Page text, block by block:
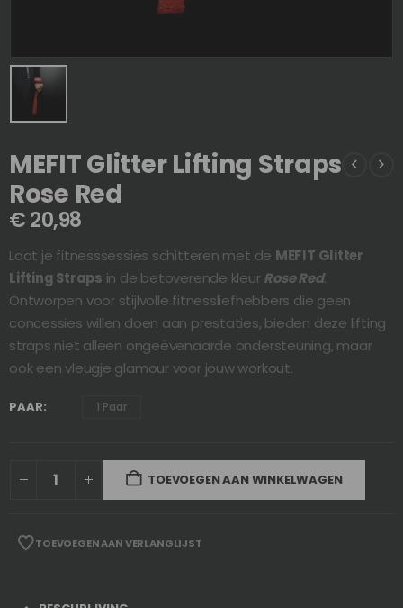
MEFIT Glitter Lifting Straps
Rose Red
€20,98
Laat je fitnesssessies schitteren met de MEFIT Glitter
Lifting Straps in de betoverende kleurRose Red.
Ontworpen voor stijlvolle fitnessliefhebbers die geen
concessies willen doen aan prestaties, bieden deze lifting
straps niet alleen ongeëvenaarde ondersteuning, maar
ook een vleugje glamour voor jouw workout.
PAAR 1 Paar
TOEVOEGEN AAN WINKELWAGEN
TOEVOEGEN AAN VERLANGLIJST